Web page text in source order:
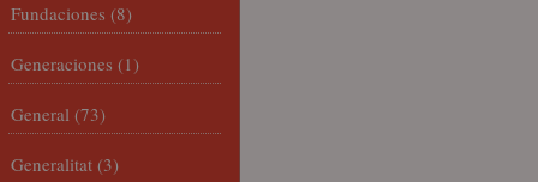
Fundaciones (8)
Generaciones (1)
General (73)
Generalitat (3)